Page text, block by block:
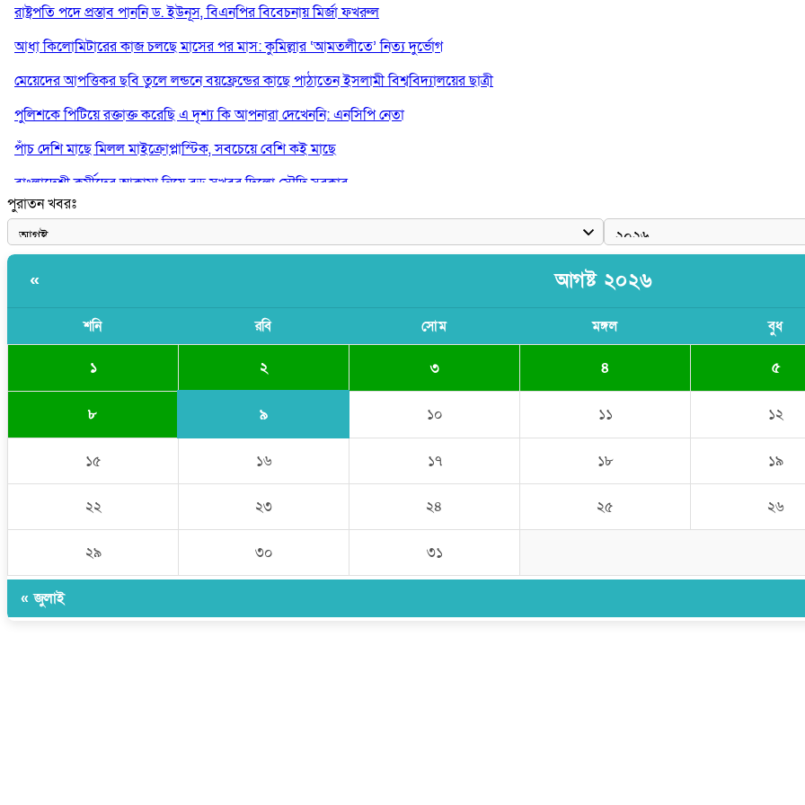
রাষ্ট্রপতি পদে প্রস্তাব পাননি ড. ইউনূস, বিএনপির বিবেচনায় মির্জা ফখরুল
আধা কিলোমিটারের কাজ চলছে মাসের পর মাস: কুমিল্লার ‘আমতলীতে’ নিত্য দুর্ভোগ
মেয়েদের আপত্তিকর ছবি তুলে লন্ডনে বয়ফ্রেন্ডের কাছে পাঠাতেন ইসলামী বিশ্ববিদ্যালয়ের ছাত্রী
পুলিশকে পিটিয়ে রক্তাক্ত করেছি এ দৃশ্য কি আপনারা দেখেননি: এনসিপি নেতা
পাঁচ দেশি মাছে মিলল মাইক্রোপ্লাস্টিক, সবচেয়ে বেশি কই মাছে
বাংলাদেশী কর্মীদের আকামা নিয়ে বড় সুখবর দিলো সৌদি সরকার
ভারতের পূর্ব সীমান্তে এখন ‘আরেকটি পাকিস্তান’ গড়ে উঠেছে: সজীব ওয়াজেদ জয়
পুরাতন খবরঃ
« আগষ্ট ২০২৬
শনি রবি সোম মঙ্গল বুধ
১ ২ ৩ ৪ ৫
৮ ৯ ১০ ১১ ১২
১৫ ১৬ ১৭ ১৮ ১৯
২২ ২৩ ২৪ ২৫ ২৬
২৯ ৩০ ৩১
« জুলাই